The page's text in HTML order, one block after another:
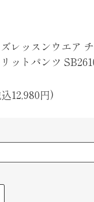
レッスンウエア
ットパンツ
12,980円)